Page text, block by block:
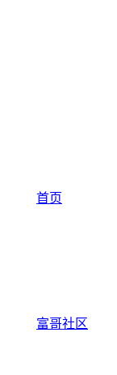
首页
富哥社区